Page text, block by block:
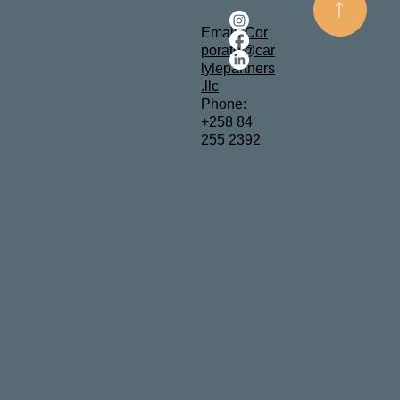
Email:Cor
porate@car
lylepartners
.llc
Phone:
+258 84
255 2392